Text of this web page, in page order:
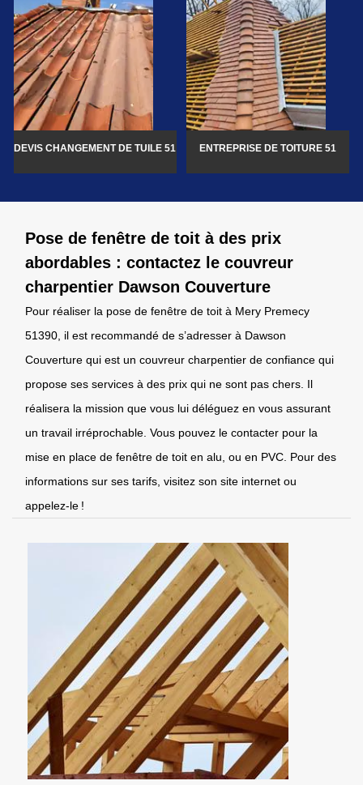
DEVIS CHANGEMENT DE TUILE 51 ENTREPRISE DE TOITURE 51
Pose de fenêtre de toit à des prix
abordables : contactez le couvreur
charpentier Dawson Couverture
Pour réaliser la pose de fenêtre de toit à Mery Premecy
51390, il est recommandé de s’adresser à Dawson
Couverture qui est un couvreur charpentier de confiance qui
propose ses services à des prix qui ne sont pas chers. Il
réalisera la mission que vous lui déléguez en vous assurant
un travail irréprochable. Vous pouvez le contacter pour la
mise en place de fenêtre de toit en alu, ou en PVC. Pour des
informations sur ses tarifs, visitez son site internet ou
appelez-le !